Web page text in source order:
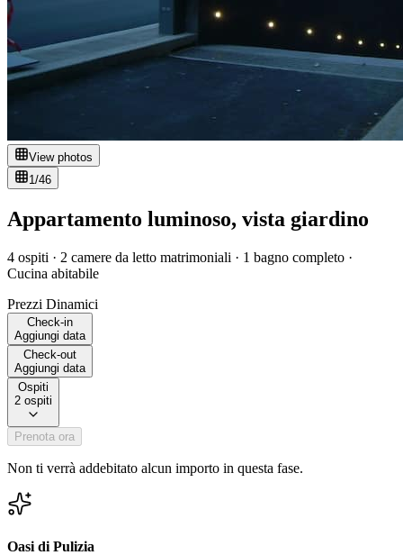
View photos
1/46
Appartamento luminoso, vista giardino
4 ospiti · 2 camere da letto matrimoniali · 1 bagno completo ·
Cucina abitabile
Prezzi Dinamici
Check-in
Aggiungi data
Check-out
Aggiungi data
Ospiti
2 ospiti
Prenota ora
Non ti verrà addebitato alcun importo in questa fase.
Oasi di Pulizia